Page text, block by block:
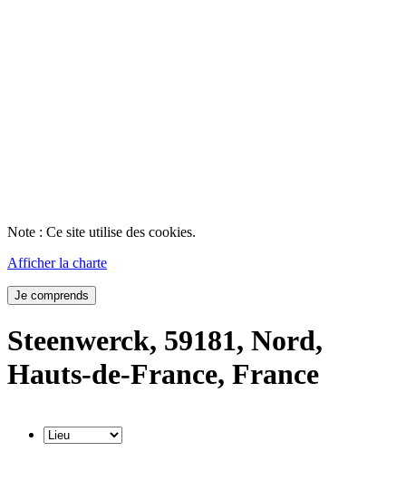
Note : Ce site utilise des cookies.
Afficher la charte
Je comprends
Steenwerck, 59181, Nord,
Hauts-de-France, France